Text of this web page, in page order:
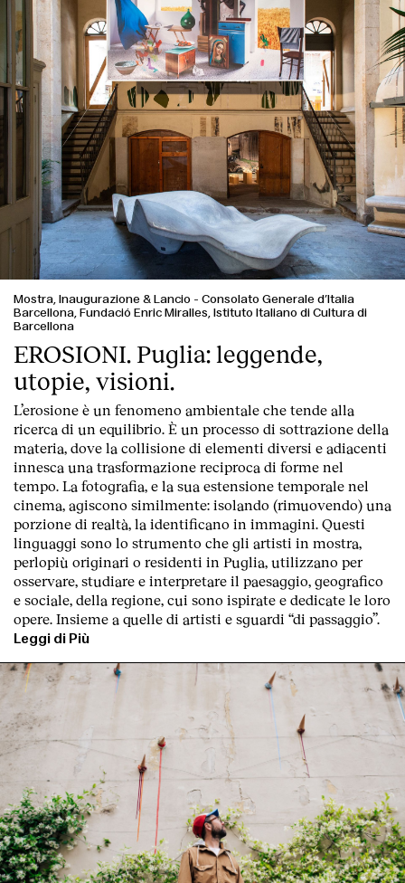
Contatto
Mostra, Inaugurazione & Lancio - Consolato Generale d’Italia
Barcellona, Fundació Enric Miralles, Istituto Italiano di Cultura di
Barcellona
EROSIONI. Puglia: leggende,
utopie, visioni.
L’erosione è un fenomeno ambientale che tende alla
ricerca di un equilibrio. È un processo di sottrazione della
materia, dove la collisione di elementi diversi e adiacenti
innesca una trasformazione reciproca di forme nel
tempo. La fotografia, e la sua estensione temporale nel
cinema, agiscono similmente: isolando (rimuovendo) una
porzione di realtà, la identificano in immagini. Questi
linguaggi sono lo strumento che gli artisti in mostra,
perlopiù originari o residenti in Puglia, utilizzano per
osservare, studiare e interpretare il paesaggio, geografico
e sociale, della regione, cui sono ispirate e dedicate le loro
opere. Insieme a quelle di artisti e sguardi “di passaggio”.
Leggi di Più